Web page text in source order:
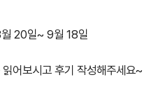
20일~ 9월 18일
어보시고 후기 작성해주세요~